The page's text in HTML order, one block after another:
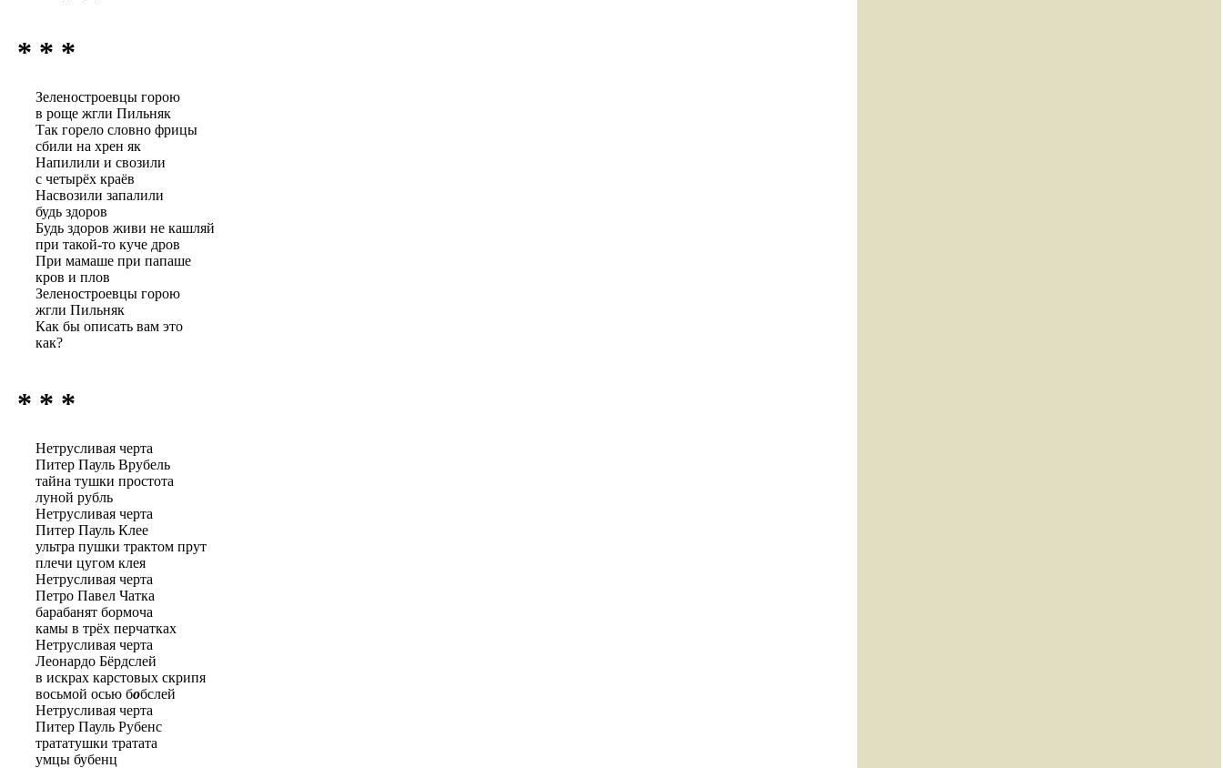
* * *
Зеленостроевцы горою
в роще жгли Пильняк
Так горело словно фрицы
сбили на хрен як
Напилили и свозили
с четырёх краёв
Насвозили запалили
будь здоров
Будь здоров живи не кашляй
при такой-то куче дров
При мамаше при папаше
кров и плов
Зеленостроевцы горою
жгли Пильняк
Как бы описать вам это
как?
* * *
Нетрусливая черта
Питер Пауль Врубель
тайна тушки простота
луной рубль
Нетрусливая черта
Питер Пауль Клее
ультра пушки трактом прут
плечи цугом клея
Нетрусливая черта
Петро Павел Чатка
барабанят бормоча
камы в трёх перчатках
Нетрусливая черта
Леонардо Бёрдслей
в искрах карстовых скрипя
восьмой осью бобслей
Нетрусливая черта
Питер Пауль Рубенс
трататушки тратата
умцы бубенц